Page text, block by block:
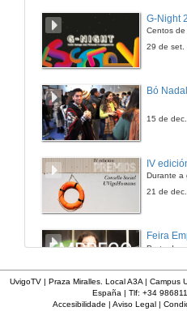
29 de set.
15 de
21 de
Feira
UvigoTV | Praza Miralles. Local A3A | Campus
España | Tlf: +34
Accesibilidade | Aviso Legal|